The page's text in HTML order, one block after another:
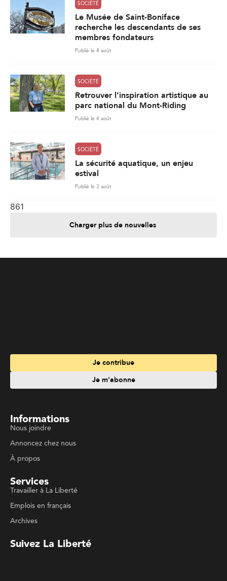
SOCIÉTÉ
Le Musée de Saint-Boniface
recherche les descendants de ses
membres fondateurs
Publié le 4 août
SOCIÉTÉ
Retrouver l’inspiration artistique au
parc national du Mont-Riding
Publié le 4 août
SOCIÉTÉ
La sécurité aquatique, un enjeu
estival
Publié le 3 août
861
Charger plus de nouvelles
Informations
Services
Travailler à La Liberté
Emplois en français
Suivez La Liberté